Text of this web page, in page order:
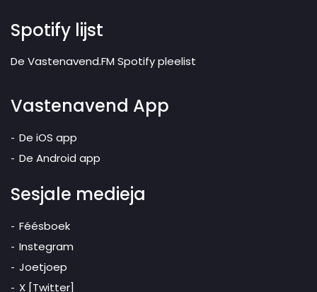
Spotify lijst
De Vastenavend.FM Spotify pleelist
Vastenavend App
De iOS app
De Android app
Sesjale medieja
Féésboek
Instegram
Joetjoep
X [Twitter]